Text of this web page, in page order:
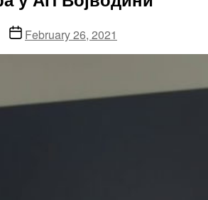
PostFebruary 26, 2021